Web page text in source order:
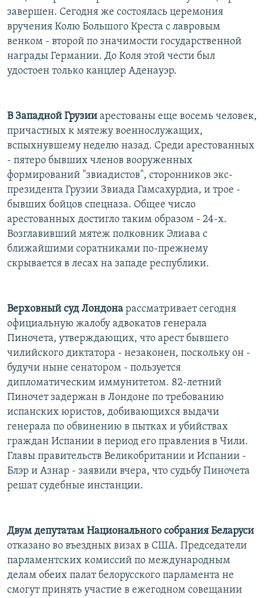
завершен. Сегодня же состоялась церемония
вручения Колю Большого Креста с лавровым
венком - второй по значимости государственной
награды Германии. До Коля этой чести был
удостоен только канцлер Аденауэр.
В Западной Грузии арестованы еще восемь человек,
причастных к мятежу военнослужащих,
вспыхнувшему неделю назад. Среди арестованных
- пятеро бывших членов вооруженных
формирований "звиадистов", сторонников экс-
президента Грузии Звиада Гамсахурдиа, и трое -
бывших бойцов спецназа. Общее число
арестованных достигло таким образом - 24-х.
Возглавивший мятеж полковник Элиава с
ближайшими соратниками по-прежнему
скрывается в лесах на западе республики.
Верховный суд Лондона рассматривает сегодня
официальную жалобу адвокатов генерала
Пиночета, утверждающих, что арест бывшего
чилийского диктатора - незаконен, поскольку он -
будучи ныне сенатором - пользуется
дипломатическим иммунитетом. 82-летний
Пиночет задержан в Лондоне по требованию
испанских юристов, добивающихся выдачи
генерала по обвинению в пытках и убийствах
граждан Испании в период его правления в Чили.
Главы правительств Великобритании и Испании -
Блэр и Азнар - заявили вчера, что судьбу Пиночета
решат судебные инстанции.
Двум депутатам Национального собрания Беларуси
отказано во въездных визах в США. Председатели
парламентских комиссий по международным
делам обеих палат белорусского парламента не
смогут принять участие в ежегодном совещании